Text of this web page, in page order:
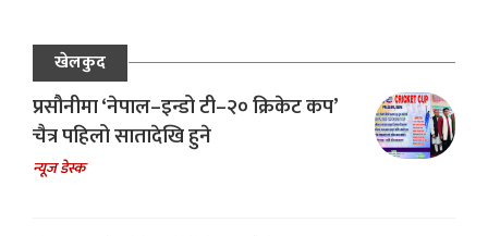
खेलकुद
प्रसौनीमा ‘नेपाल–इन्डो टी–२० क्रिकेट कप’
चैत्र पहिलो सातादेखि हुने
न्यूज डेस्क